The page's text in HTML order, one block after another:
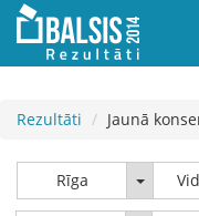
Rezultāti Jaunā
Rīga Rīga